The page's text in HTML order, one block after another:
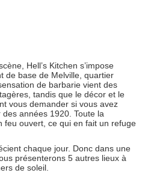
Hell’s Kitchen s’impose
de base de Melville, quartier
de barbarie vient des
tandis que le décor et le
vous demander si vous avez
années 1920. Toute la
feu ouvert, ce qui en fait un refuge
chaque jour. Donc dans une
présenterons 5 autres lieux à
de soleil.